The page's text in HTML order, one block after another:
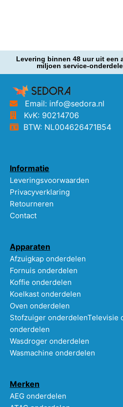
Levering binnen 48 uur uit een
miljoen service-
Email: info@sedora.nl
KvK: 90214706
BTW: NL004626471B54
Informatie
Leveringsvoorwaarden
Privacyverklaring
Retourneren
Contact
Apparaten
Afzuigkap onderdelen
Fornuis onderdelen
Koffie onderdelen
Koelkast onderdelen
Oven onderdelen
Stofzuiger onderdelenTelevisie
onderdelen
Wasdroger onderdelen
Wasmachine onderdelen
Merken
AEG onderdelen